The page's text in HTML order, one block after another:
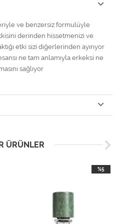
ve benzersiz formulüyle
derinden hissetmenizi ve
etki sizi diğerlerinden ayırıyor
ne tam anlamıyla erkeksi ne
sağlıyor
ÜRÜNLER
%5